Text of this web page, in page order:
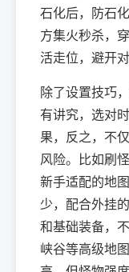
石化后，防石
方集火秒杀，
活走位，避开
除了设置技巧
有讲究，选对
果，反之，不
风险。比如刷
新手适配的地
少，配合外挂
和基础装备，
峡谷等高级地